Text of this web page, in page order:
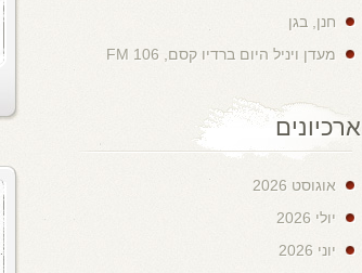
חנן, בגן
מעדן ויניל היום ברדיו קסם, 106 FM
ארכיונים
אוגוסט 2026
יולי 2026
יוני 2026